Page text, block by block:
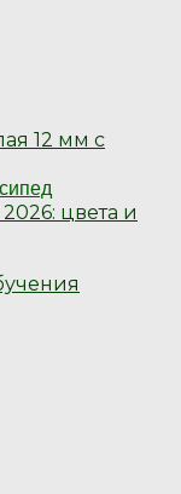
12 мм с
цвета и